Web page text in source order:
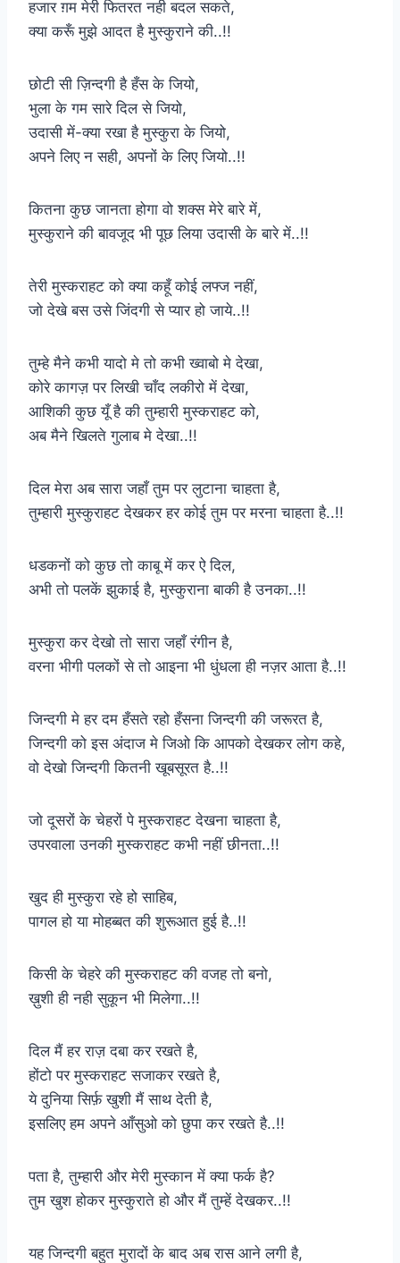
हजार ग़म मेरी फितरत नही बदल सकते,
क्या करूँ मुझे आदत है मुस्कुराने की..!!
छोटी सी ज़िन्दगी है हँस के जियो,
भुला के गम सारे दिल से जियो,
उदासी में-क्या रखा है मुस्कुरा के जियो,
अपने लिए न सही, अपनों के लिए जियो..!!
कितना कुछ जानता होगा वो शक्स मेरे बारे में,
मुस्कुराने की बावजूद भी पूछ लिया उदासी के बारे में..!!
तेरी मुस्कराहट को क्या कहूँ कोई लफ्ज नहीं,
जो देखे बस उसे जिंदगी से प्यार हो जाये..!!
तुम्हे मैने कभी यादो मे तो कभी ख्वाबो मे देखा,
कोरे कागज़ पर लिखी चाँद लकीरो में देखा,
आशिकी कुछ यूँ है की तुम्हारी मुस्कराहट को,
अब मैने खिलते गुलाब मे देखा..!!
दिल मेरा अब सारा जहाँ तुम पर लुटाना चाहता है,
तुम्हारी मुस्कुराहट देखकर हर कोई तुम पर मरना चाहता है..!!
धडकनों को कुछ तो काबू में कर ऐ दिल,
अभी तो पलकें झुकाई है, मुस्कुराना बाकी है उनका..!!
मुस्कुरा कर देखो तो सारा जहाँ रंगीन है,
वरना भीगी पलकों से तो आइना भी धुंधला ही नज़र आता है..!!
जिन्दगी मे हर दम हँसते रहो हँसना जिन्दगी की जरूरत है,
जिन्दगी को इस अंदाज मे जिओ कि आपको देखकर लोग कहे,
वो देखो जिन्दगी कितनी खूबसूरत है..!!
जो दूसरों के चेहरों पे मुस्कराहट देखना चाहता है,
उपरवाला उनकी मुस्कराहट कभी नहीं छीनता..!!
खुद ही मुस्कुरा रहे हो साहिब,
पागल हो या मोहब्बत की शुरूआत हुई है..!!
किसी के चेहरे की मुस्कराहट की वजह तो बनो,
ख़ुशी ही नही सुकून भी मिलेगा..!!
दिल मैं हर राज़ दबा कर रखते है,
होंटो पर मुस्कराहट सजाकर रखते है,
ये दुनिया सिर्फ़ खुशी मैं साथ देती है,
इसलिए हम अपने आँसुओ को छुपा कर रखते है..!!
पता है, तुम्हारी और मेरी मुस्कान में क्या फर्क है?
तुम खुश होकर मुस्कुराते हो और मैं तुम्हें देखकर..!!
यह जिन्दगी बहुत मुरादों के बाद अब रास आने लगी है,